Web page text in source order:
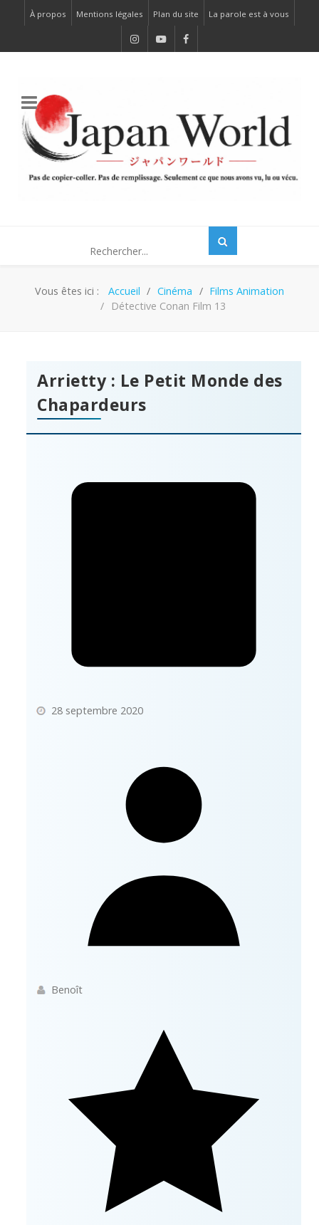
À propos Mentions légales Plan du site La parole est à vous
Vous êtes ici : Accueil Cinéma
Films Animation
Détective Conan Film 13
Arrietty : Le Petit Monde des
Chapardeurs
28 septembre 2020
Benoît